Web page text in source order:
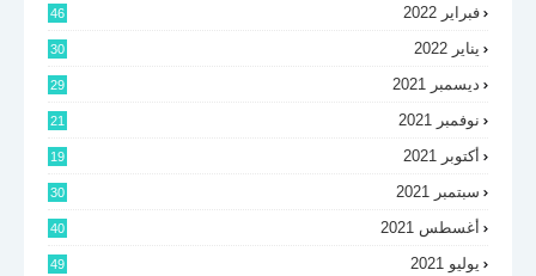
فبراير 2022 46
يناير 2022 30
ديسمبر 2021 29
نوفمبر 2021 21
أكتوبر 2021 19
سبتمبر 2021 30
أغسطس 2021 40
يوليو 2021 49